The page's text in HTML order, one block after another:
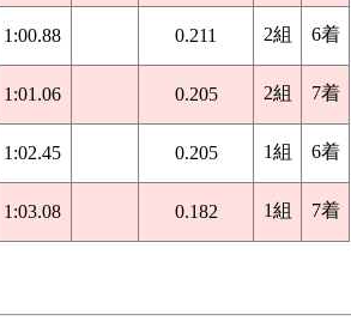
1:00.88 0.211 2組 6着
1:01.06 0.205 2組 7着
1:02.45 0.205 1組 6着
1:03.08 0.182 1組 7着